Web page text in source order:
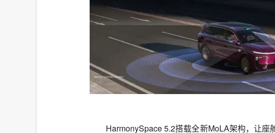
HarmonySpace 5.2搭载全新MoLA架构，让